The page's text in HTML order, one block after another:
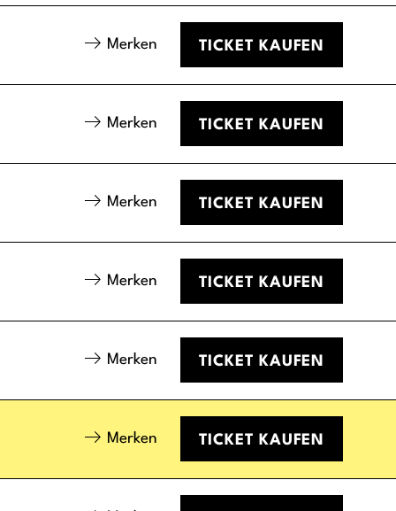
Merken TICKET KAUFEN
Merken TICKET KAUFEN
Merken TICKET KAUFEN
Merken TICKET KAUFEN
Merken TICKET KAUFEN
Merken TICKET KAUFEN